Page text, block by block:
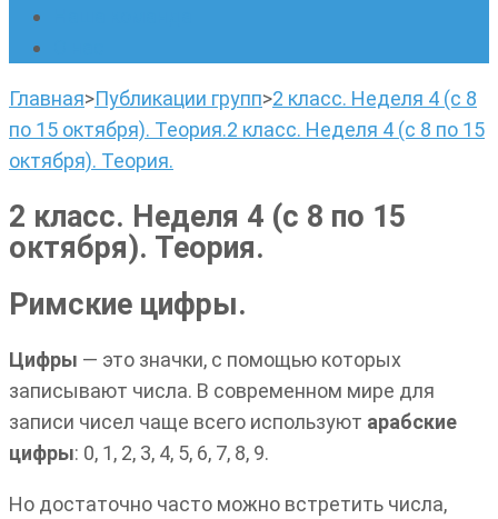
Главная>Публикации групп>2 класс. Неделя 4 (с 8
по 15 октября). Теория.2 класс. Неделя 4 (с 8 по 15
октября). Теория.
2 класс. Неделя 4 (с 8 по 15
октября). Теория.
Римские цифры.
Цифры — это значки, с помощью которых
записывают числа. В современном мире для
записи чисел чаще всего используют арабские
цифры: 0, 1, 2, 3, 4, 5, 6, 7, 8, 9.
Но достаточно часто можно встретить числа,